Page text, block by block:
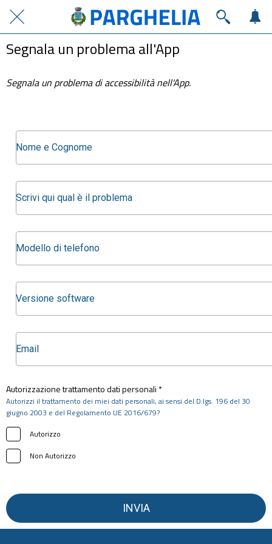
Segnala un problema all'App
Segnala un problema di accessibilità nell'App.
Autorizzazione trattamento dati personali *
Autorizzi il trattamento dei miei dati personali, ai sensi del D.lgs. 196 del 30
giugno 2003 e del Regolamento UE 2016/679?
Autorizzo
Non Autorizzo
INVIA